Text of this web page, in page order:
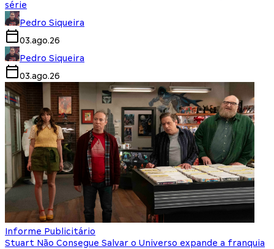
série
Pedro Siqueira
03.ago.26
Pedro Siqueira
03.ago.26
Informe Publicitário
Stuart Não Consegue Salvar o Universo expande a franquia